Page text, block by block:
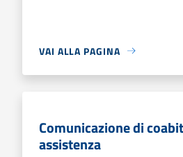
VAI ALLA PAGINA
Comunicazione di
assistenza